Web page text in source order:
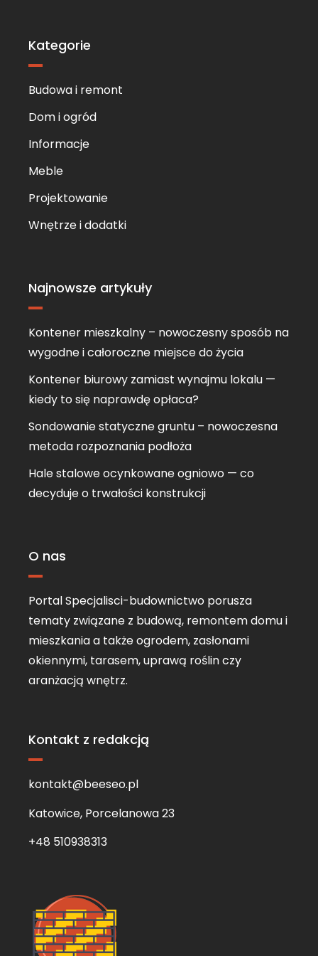
Kategorie
Budowa i remont
Dom i ogród
Informacje
Meble
Projektowanie
Wnętrze i dodatki
Najnowsze artykuły
Kontener mieszkalny – nowoczesny sposób na
wygodne i całoroczne miejsce do życia
Kontener biurowy zamiast wynajmu lokalu —
kiedy to się naprawdę opłaca?
Sondowanie statyczne gruntu – nowoczesna
metoda rozpoznania podłoża
Hale stalowe ocynkowane ogniowo — co
decyduje o trwałości konstrukcji
O nas
Portal Specjalisci-budownictwo porusza
tematy związane z budową, remontem domu i
mieszkania a także ogrodem, zasłonami
okiennymi, tarasem, uprawą roślin czy
aranżacją wnętrz.
Kontakt z redakcją
kontakt@beeseo.pl
Katowice, Porcelanowa 23
+48 510938313